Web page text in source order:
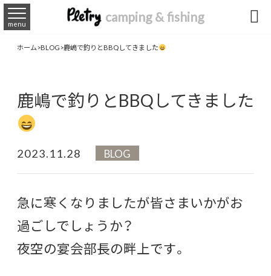
camping & fishing
menu 
ホーム>BLOG>鹿嶋で釣りとBBQしてきました
鹿嶋で釣りとBBQしてきました
2023.11.28 BLOG
急に寒くなりましたが皆さまいかがお
過ごしでしょうか？
夜空の宴会部長の畔上です。